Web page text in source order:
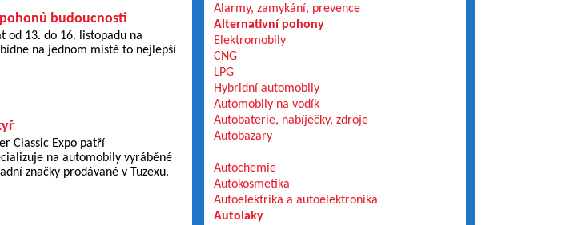
budoucnosti
od 13. do 16. listopadu na
na jednom místě to nejlepší
Classic Expo patří
na automobily vyráběné
značky prodávané v Tuzexu.
Alarmy, zamykání, prevence
Alternativní pohony
Elektromobily
CNG
LPG
Hybridní automobily
Automobily na vodík
Autobaterie, nabíječky, zdroje
Autobazary
Autochemie
Autokosmetika
Autoelektrika a autoelektronika
Autolaky